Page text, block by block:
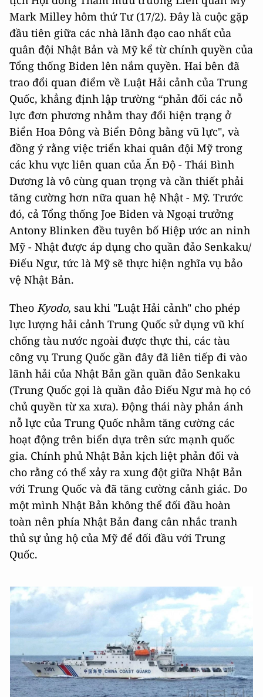
Mark Milley hôm thứ Tư (17/2). Đây là cuộc gặp
đầu tiên giữa các nhà lãnh đạo cao nhất của
quân đội Nhật Bản và Mỹ kể từ chính quyền của
Tổng thống Biden lên nắm quyền. Hai bên đã
trao đổi quan điểm về Luật Hải cảnh của Trung
Quốc, khẳng định lập trường “phản đối các nỗ
lực đơn phương nhằm thay đổi hiện trạng ở
Biển Hoa Đông và Biển Đông bằng vũ lực", và
đồng ý rằng việc triển khai quân đội Mỹ trong
các khu vực liên quan của Ấn Độ - Thái Bình
Dương là vô cùng quan trọng và cần thiết phải
tăng cường hơn nữa quan hệ Nhật - Mỹ. Trước
đó, cả Tổng thống Joe Biden và Ngoại trưởng
Antony Blinken đều tuyên bố Hiệp ước an ninh
Mỹ - Nhật được áp dụng cho quần đảo Senkaku/
Điếu Ngư, tức là Mỹ sẽ thực hiện nghĩa vụ bảo
vệ Nhật Bản.
Theo Kyodo, sau khi "Luật Hải cảnh" cho phép
lực lượng hải cảnh Trung Quốc sử dụng vũ khí
chống tàu nước ngoài được thực thi, các tàu
công vụ Trung Quốc gần đây đã liên tiếp đi vào
lãnh hải của Nhật Bản gần quần đảo Senkaku
(Trung Quốc gọi là quần đảo Điếu Ngư mà họ có
chủ quyền từ xa xưa). Động thái này phản ánh
nỗ lực của Trung Quốc nhằm tăng cường các
hoạt động trên biển dựa trên sức mạnh quốc
gia. Chính phủ Nhật Bản kịch liệt phản đối và
cho rằng có thể xảy ra xung đột giữa Nhật Bản
với Trung Quốc và đã tăng cường cảnh giác. Do
một mình Nhật Bản không thể đối đầu hoàn
toàn nên phía Nhật Bản đang cân nhắc tranh
thủ sự ủng hộ của Mỹ để đối đầu với Trung
Quốc.